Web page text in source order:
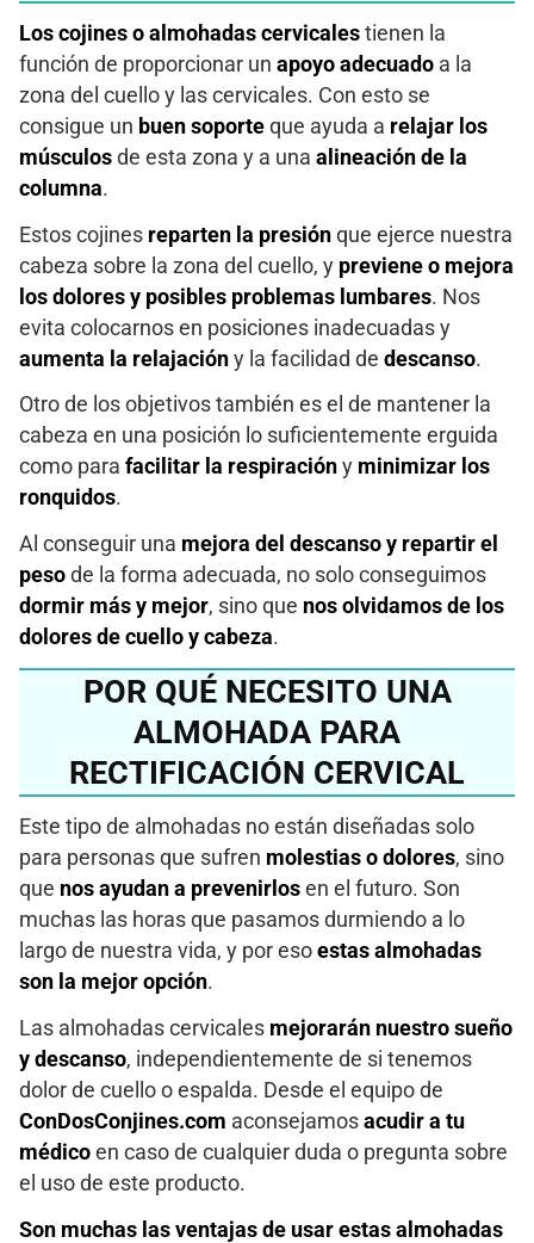
Los cojines o almohadas cervicales tienen la
función de proporcionar un apoyo adecuado a la
zona del cuello y las cervicales. Con esto se
consigue un buen soporte que ayuda a relajar los
músculos de esta zona y a una alineación de la
columna.
Estos cojines reparten la presión que ejerce nuestra
cabeza sobre la zona del cuello, y previene o mejora
los dolores y posibles problemas lumbares. Nos
evita colocarnos en posiciones inadecuadas y
aumenta la relajación y la facilidad de descanso.
Otro de los objetivos también es el de mantener la
cabeza en una posición lo suficientemente erguida
como para facilitar la respiración y minimizar los
ronquidos.
Al conseguir una mejora del descanso y repartir el
peso de la forma adecuada, no solo conseguimos
dormir más y mejor, sino que nos olvidamos de los
dolores de cuello y cabeza.
POR QUÉ NECESITO UNA
ALMOHADA PARA
RECTIFICACIÓN CERVICAL
Este tipo de almohadas no están diseñadas solo
para personas que sufren molestias o dolores, sino
que nos ayudan a prevenirlos en el futuro. Son
muchas las horas que pasamos durmiendo a lo
largo de nuestra vida, y por eso estas almohadas
son la mejor opción.
Las almohadas cervicales mejorarán nuestro sueño
y descanso, independientemente de si tenemos
dolor de cuello o espalda. Desde el equipo de
ConDosConjines.com aconsejamos acudir a tu
médico en caso de cualquier duda o pregunta sobre
el uso de este producto.
Son muchas las ventajas de usar estas almohadas